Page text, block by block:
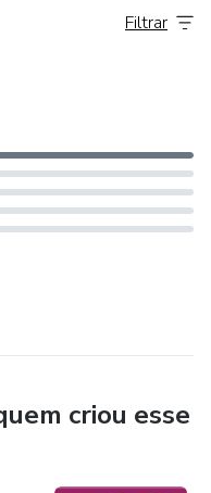
Filtrar
criou esse